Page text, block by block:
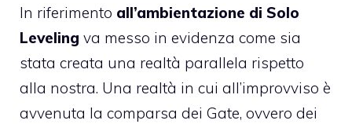
In riferimento all’ambientazione di Solo
Leveling va messo in evidenza come sia
stata creata una realtà parallela rispetto
alla nostra. Una realtà in cui all’improvviso è
avvenuta la comparsa dei Gate, ovvero dei